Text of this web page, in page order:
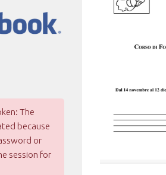
The
because
or
session for